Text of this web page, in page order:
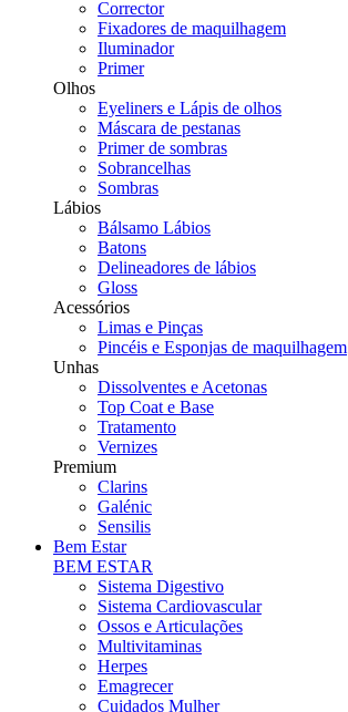
Corrector
Fixadores de maquilhagem
Iluminador
Primer
Olhos
Eyeliners e Lápis de olhos
Máscara de pestanas
Primer de sombras
Sobrancelhas
Sombras
Lábios
Bálsamo Lábios
Batons
Delineadores de lábios
Gloss
Acessórios
Limas e Pinças
Pincéis e Esponjas de maquilhagem
Unhas
Dissolventes e Acetonas
Top Coat e Base
Tratamento
Vernizes
Premium
Clarins
Galénic
Sensilis
Bem Estar
BEM ESTAR
Sistema Digestivo
Sistema Cardiovascular
Ossos e Articulações
Multivitaminas
Herpes
Emagrecer
Cuidados Mulher